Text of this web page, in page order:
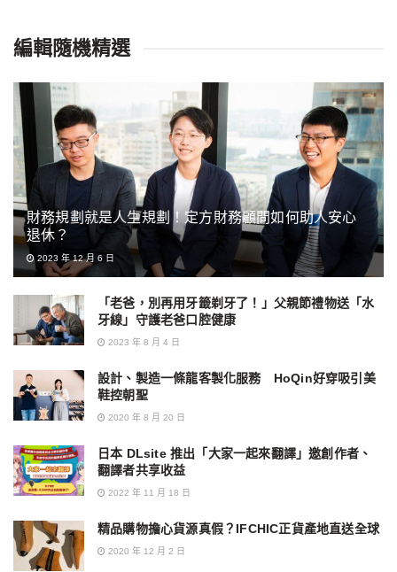
編輯隨機精選
財務規劃就是人生規劃！定方財務顧問如何助人安心
退休？
2023 年 12 月 6 日
「老爸，別再用牙籤剃牙了！」父親節禮物送「水
牙線」守護老爸口腔健康
2023 年 8 月 4 日
設計、製造一條龍客製化服務 HoQin好穿吸引美
鞋控朝聖
2020 年 8 月 20 日
日本 DLsite 推出「大家一起來翻譯」邀創作者、
翻譯者共享收益
2022 年 11 月 18 日
精品購物擔心貨源真假？IFCHIC正貨產地直送全球
2020 年 12 月 2 日